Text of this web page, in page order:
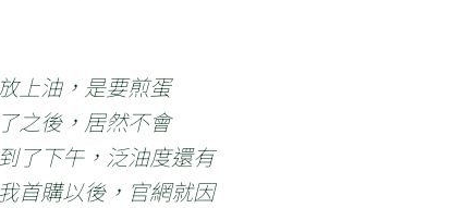
上油，是要煎蛋
之後，居然不會
了下午，泛油度還有
首購以後，官網就因